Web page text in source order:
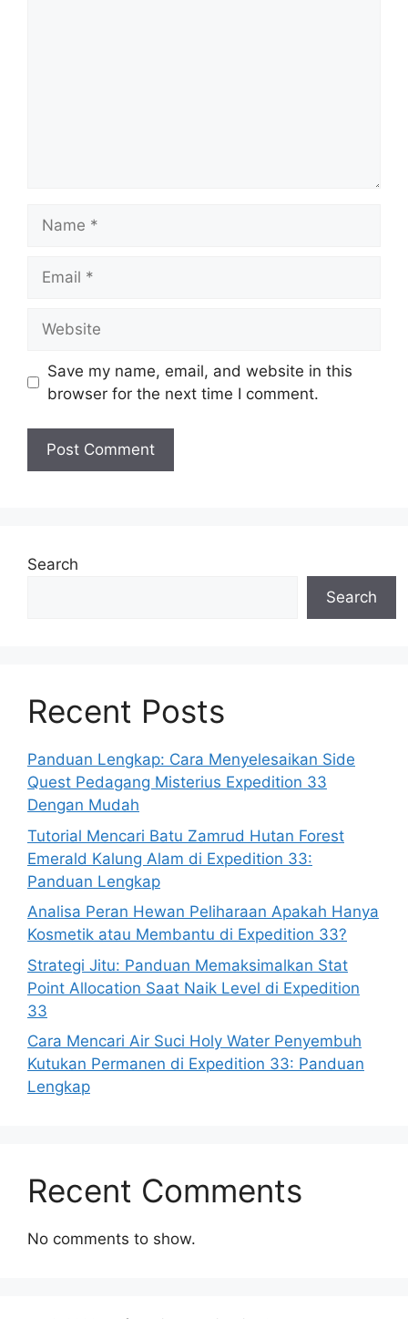
Save my name, email, and website in this
browser for the next time I comment.
Search
Search
Recent Posts
Panduan Lengkap: Cara Menyelesaikan Side
Quest Pedagang Misterius Expedition 33
Dengan Mudah
Tutorial Mencari Batu Zamrud Hutan Forest
Emerald Kalung Alam di Expedition 33:
Panduan Lengkap
Analisa Peran Hewan Peliharaan Apakah Hanya
Kosmetik atau Membantu di Expedition 33?
Strategi Jitu: Panduan Memaksimalkan Stat
Point Allocation Saat Naik Level di Expedition
33
Cara Mencari Air Suci Holy Water Penyembuh
Kutukan Permanen di Expedition 33: Panduan
Lengkap
Recent Comments
No comments to show.